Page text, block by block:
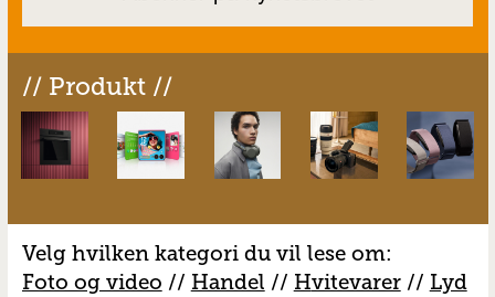
// Produkt //
Velg hvilken kategori du vil lese om:
Foto og video // Handel // Hvitevarer// Lyd